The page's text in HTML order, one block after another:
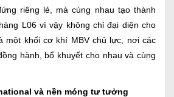
riêng lẻ, mà cùng nhau tạo thành
L06 vì vậy không chỉ đại diện cho
một khối cơ khí MBV chủ lực, nơi các
hành, bổ khuyết cho nhau và cùng
và nền móng tư tưởng